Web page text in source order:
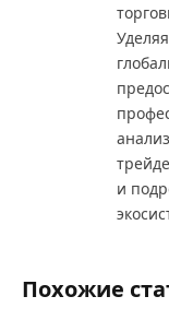
и
Похожие